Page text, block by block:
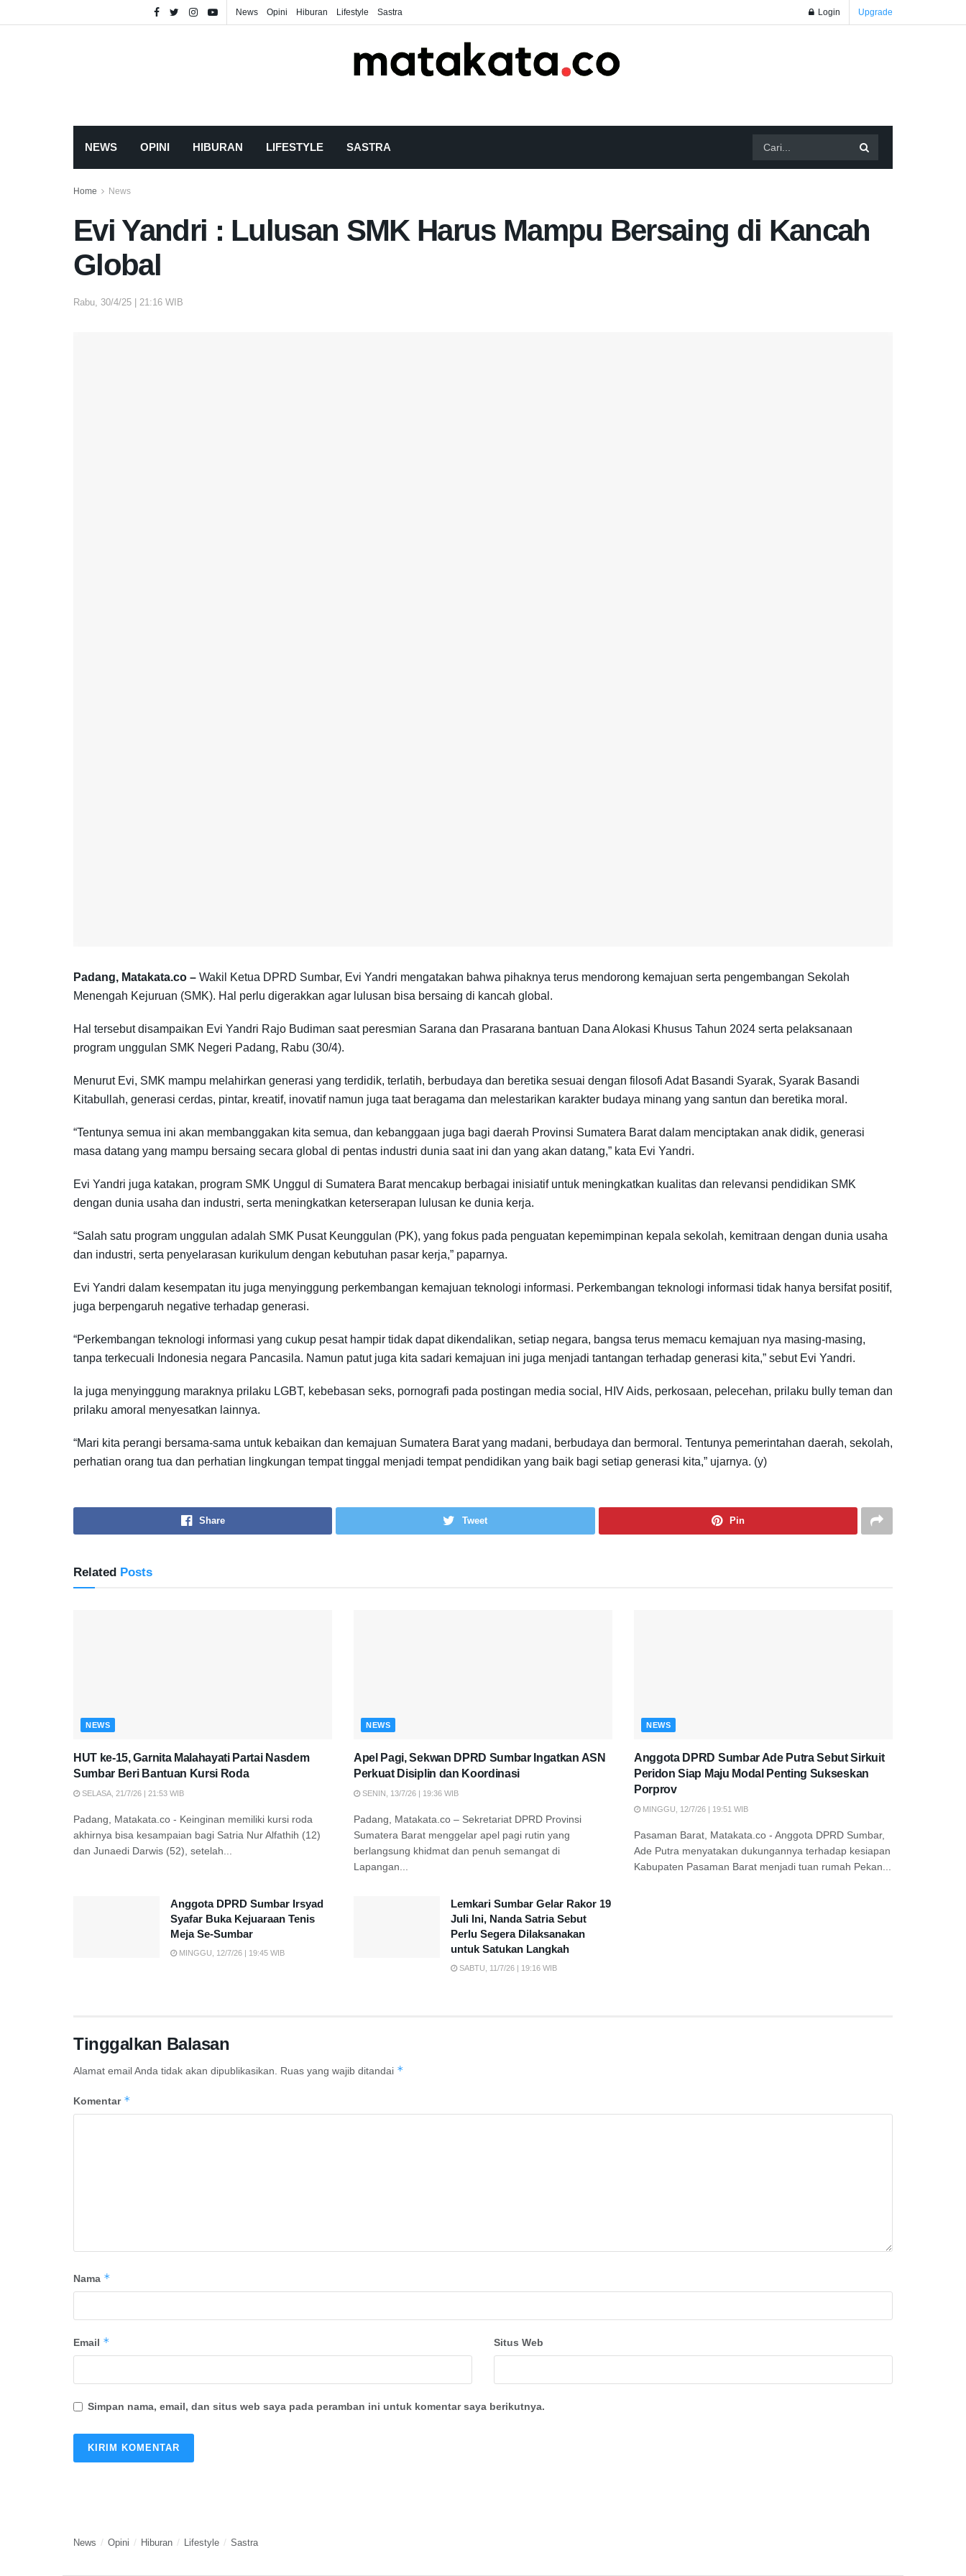
News Opini Hiburan Lifestyle Sastra Login Upgrade
NEWS OPINI HIBURAN LIFESTYLE SASTRA
Home News
Evi Yandri : Lulusan SMK Harus Mampu Bersaing di Kancah
Global
Rabu, 30/4/25 | 21:16 WIB
Padang, Matakata.co – Wakil Ketua DPRD Sumbar, Evi Yandri mengatakan bahwa pihaknya terus mendorong kemajuan serta pengembangan Sekolah
Menengah Kejuruan (SMK). Hal perlu digerakkan agar lulusan bisa bersaing di kancah global.
Hal tersebut disampaikan Evi Yandri Rajo Budiman saat peresmian Sarana dan Prasarana bantuan Dana Alokasi Khusus Tahun 2024 serta pelaksanaan
program unggulan SMK Negeri Padang, Rabu (30/4).
Menurut Evi, SMK mampu melahirkan generasi yang terdidik, terlatih, berbudaya dan beretika sesuai dengan filosofi Adat Basandi Syarak, Syarak Basandi
Kitabullah, generasi cerdas, pintar, kreatif, inovatif namun juga taat beragama dan melestarikan karakter budaya minang yang santun dan beretika moral.
“Tentunya semua ini akan membanggakan kita semua, dan kebanggaan juga bagi daerah Provinsi Sumatera Barat dalam menciptakan anak didik, generasi
masa datang yang mampu bersaing secara global di pentas industri dunia saat ini dan yang akan datang,” kata Evi Yandri.
Evi Yandri juga katakan, program SMK Unggul di Sumatera Barat mencakup berbagai inisiatif untuk meningkatkan kualitas dan relevansi pendidikan SMK
dengan dunia usaha dan industri, serta meningkatkan keterserapan lulusan ke dunia kerja.
“Salah satu program unggulan adalah SMK Pusat Keunggulan (PK), yang fokus pada penguatan kepemimpinan kepala sekolah, kemitraan dengan dunia usaha
dan industri, serta penyelarasan kurikulum dengan kebutuhan pasar kerja,” paparnya.
Evi Yandri dalam kesempatan itu juga menyinggung perkembangan kemajuan teknologi informasi. Perkembangan teknologi informasi tidak hanya bersifat positif,
juga berpengaruh negative terhadap generasi.
“Perkembangan teknologi informasi yang cukup pesat hampir tidak dapat dikendalikan, setiap negara, bangsa terus memacu kemajuan nya masing-masing,
tanpa terkecuali Indonesia negara Pancasila. Namun patut juga kita sadari kemajuan ini juga menjadi tantangan terhadap generasi kita,” sebut Evi Yandri.
Ia juga menyinggung maraknya prilaku LGBT, kebebasan seks, pornografi pada postingan media social, HIV Aids, perkosaan, pelecehan, prilaku bully teman dan
prilaku amoral menyesatkan lainnya.
“Mari kita perangi bersama-sama untuk kebaikan dan kemajuan Sumatera Barat yang madani, berbudaya dan bermoral. Tentunya pemerintahan daerah, sekolah,
perhatian orang tua dan perhatian lingkungan tempat tinggal menjadi tempat pendidikan yang baik bagi setiap generasi kita,” ujarnya. (y)
Share Tweet Pin
Related Posts
NEWS
HUT ke-15, Garnita Malahayati Partai Nasdem
Sumbar Beri Bantuan Kursi Roda
SELASA, 21/7/26 | 21:53 WIB
Padang, Matakata.co - Keinginan memiliki kursi roda
akhirnya bisa kesampaian bagi Satria Nur Alfathih (12)
dan Junaedi Darwis (52), setelah...
NEWS
Apel Pagi, Sekwan DPRD Sumbar Ingatkan ASN
Perkuat Disiplin dan Koordinasi
SENIN, 13/7/26 | 19:36 WIB
Padang, Matakata.co – Sekretariat DPRD Provinsi
Sumatera Barat menggelar apel pagi rutin yang
berlangsung khidmat dan penuh semangat di
Lapangan...
NEWS
Anggota DPRD Sumbar Ade Putra Sebut Sirkuit
Peridon Siap Maju Modal Penting Sukseskan
Porprov
MINGGU, 12/7/26 | 19:51 WIB
Pasaman Barat, Matakata.co - Anggota DPRD Sumbar,
Ade Putra menyatakan dukungannya terhadap kesiapan
Kabupaten Pasaman Barat menjadi tuan rumah Pekan...
Anggota DPRD Sumbar Irsyad
Syafar Buka Kejuaraan Tenis
Meja Se-Sumbar
MINGGU, 12/7/26 | 19:45 WIB
Lemkari Sumbar Gelar Rakor 19
Juli Ini, Nanda Satria Sebut
Perlu Segera Dilaksanakan
untuk Satukan Langkah
SABTU, 11/7/26 | 19:16 WIB
Tinggalkan Balasan
Alamat email Anda tidak akan dipublikasikan. Ruas yang wajib ditandai *
Komentar *
Nama *
Email * Situs Web
Simpan nama, email, dan situs web saya pada peramban ini untuk komentar saya berikutnya.
News Opini Hiburan Lifestyle Sastra